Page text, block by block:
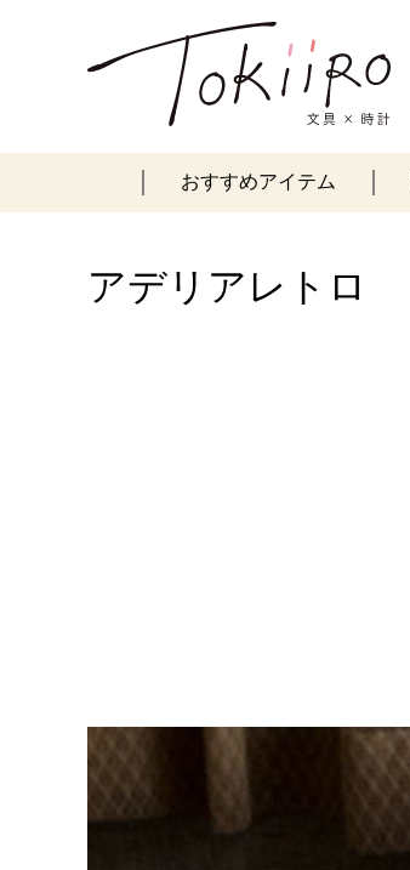
おすすめアイテム
アデリアレトロ